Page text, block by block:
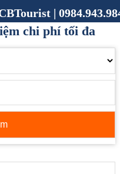
|
chi phí tối đa